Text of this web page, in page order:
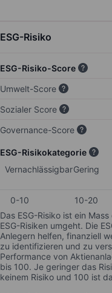
ESG-Risiko
ESG-Risiko-Score
Umwelt-Score
Sozialer Score
Governance-Score
ESG-Risikokategorie
VernachlässigbarGering
0-10 10-20
Das ESG-Risiko ist ein
ESG-Risiken umgeht. Die
Anlegern helfen, finanziell
zu identifizieren und zu
Performance von
bis 100. Je geringer das
keinem Risiko und 100 ist